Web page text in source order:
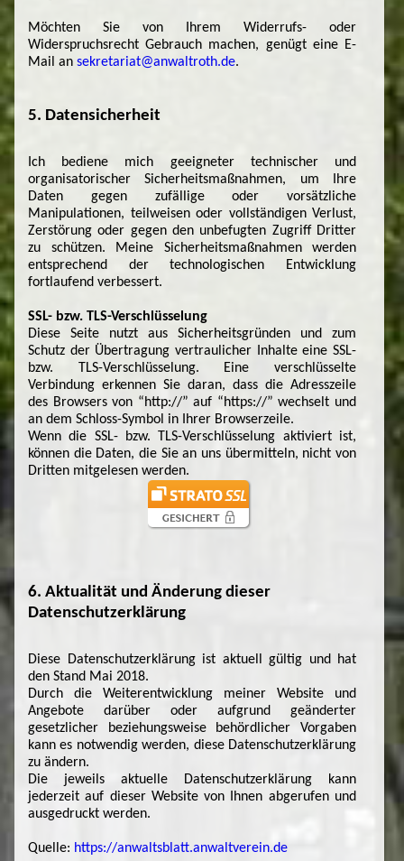
Möchten Sie von Ihrem Widerrufs- oder
Widerspruchsrecht Gebrauch machen, genügt eine E-
Mail an sekretariat@anwaltroth.de.
5. Datensicherheit
Ich bediene mich geeigneter technischer und
organisatorischer Sicherheitsmaßnahmen, um Ihre
Daten gegen zufällige oder vorsätzliche
Manipulationen, teilweisen oder vollständigen Verlust,
Zerstörung oder gegen den unbefugten Zugriff Dritter
zu schützen. Meine Sicherheitsmaßnahmen werden
entsprechend der technologischen Entwicklung
fortlaufend verbessert.
SSL- bzw. TLS-Verschlüsselung
Diese Seite nutzt aus Sicherheitsgründen und zum
Schutz der Übertragung vertraulicher Inhalte eine SSL-
bzw. TLS-Verschlüsselung. Eine verschlüsselte
Verbindung erkennen Sie daran, dass die Adresszeile
des Browsers von “http://” auf “https://” wechselt und
an dem Schloss-Symbol in Ihrer Browserzeile.
Wenn die SSL- bzw. TLS-Verschlüsselung aktiviert ist,
können die Daten, die Sie an uns übermitteln, nicht von
Dritten mitgelesen werden.
6. Aktualität und Änderung dieser
Datenschutzerklärung
Diese Datenschutzerklärung ist aktuell gültig und hat
den Stand Mai 2018.
Durch die Weiterentwicklung meiner Website und
Angebote darüber oder aufgrund geänderter
gesetzlicher beziehungsweise behördlicher Vorgaben
kann es notwendig werden, diese Datenschutzerklärung
zu ändern.
Die jeweils aktuelle Datenschutzerklärung kann
jederzeit auf dieser Website von Ihnen abgerufen und
ausgedruckt werden.
Quelle: https://anwaltsblatt.anwaltverein.de